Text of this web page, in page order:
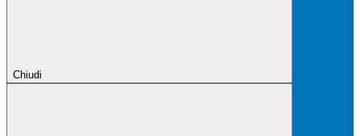
Chiudi